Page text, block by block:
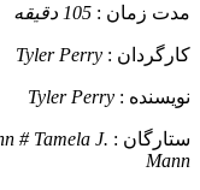
مدت زمان : 105 دقیقه
کارگردان : Tyler Perry
نويسنده : Tyler Perry
ستارگان : # Tamela J.
Mann